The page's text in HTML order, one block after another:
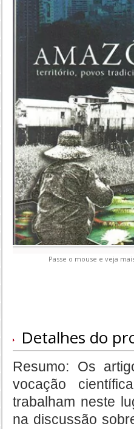
Passe o mouse e veja
Detalhes do
Resumo: Os
vocação
trabalham neste
na discussão